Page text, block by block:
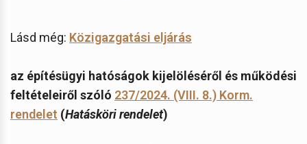
Lásd még: Közigazgatási eljárás
az építésügyi hatóságok kijelöléséről és működési
feltételeiről szóló 237/2024. (VIII. 8.) Korm.
rendelet (Hatásköri rendelet)